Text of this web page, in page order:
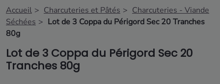
Accueil Charcuteries et Pâtés
Charcuteries - Viande
Séchées
Lot de 3 Coppa du Périgord Sec 20 Tranches
80g
Lot de 3 Coppa du Périgord Sec 20
Tranches 80g